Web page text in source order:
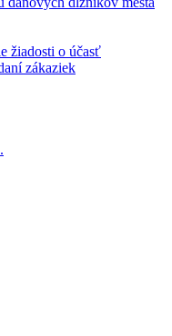
žiadosti o účasť
zákaziek